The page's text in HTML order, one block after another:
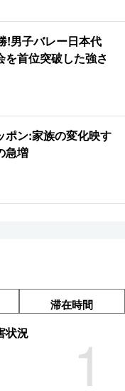
!男子バレー日本代
を首位突破した強さ
ポン:家族の変化映す
急増
滞在時間
1
状況